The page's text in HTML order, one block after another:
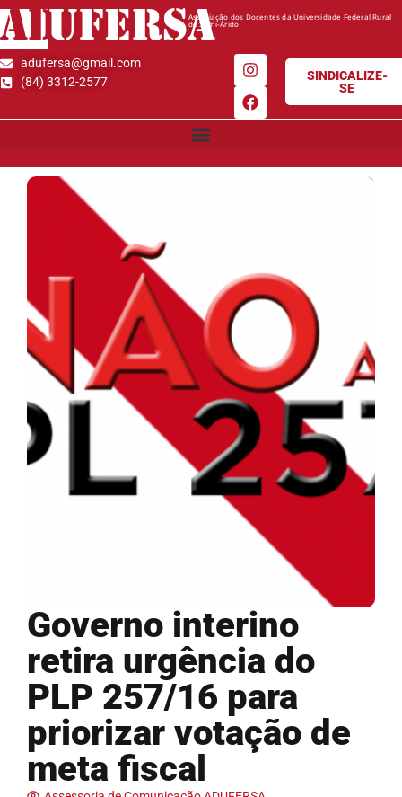
ADUFERSAAssociação dos Docentes da Universidade Federal Rural
do Semi-Árido
adufersa@gmail.com
(84) 3312-2577
SINDICALIZE-
SE
Governo interino
retira urgência do
PLP 257/16 para
priorizar votação de
meta fiscal